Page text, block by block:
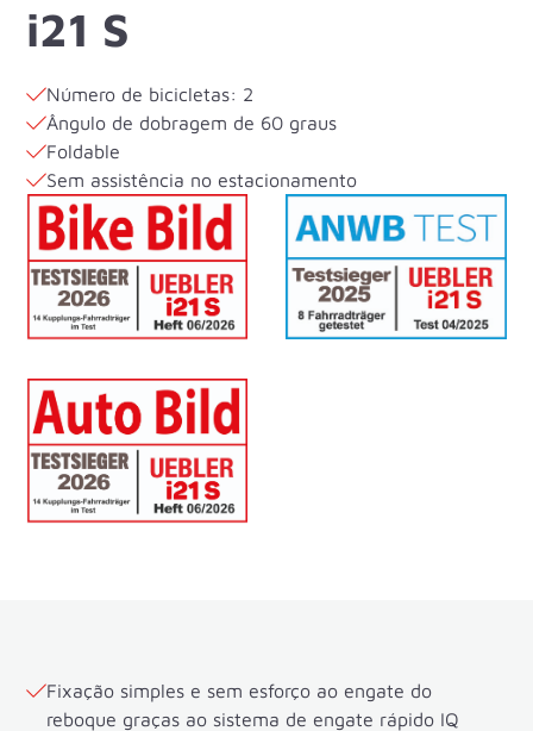
i21 S
Número de bicicletas: 2
Ângulo de dobragem de 60 graus
Foldable
Sem assistência no estacionamento
Fixação simples e sem esforço ao engate do
reboque graças ao sistema de engate rápido IQ